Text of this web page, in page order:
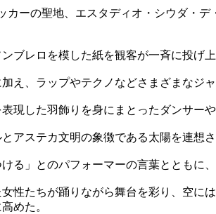
カーの聖地、エスタディオ・シウダ・
ブレロを模した紙を観客が一斉に投げ
え、ラップやテクノなどさまざまなジ
現した羽飾りを身にまとったダンサー
アステカ文明の象徴である太陽を連想
る」とのパフォーマーの言葉とともに
性たちが踊りながら舞台を彩り、空に
めた。